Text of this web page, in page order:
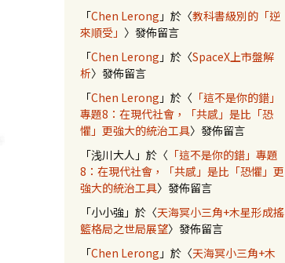
「Chen Lerong 」於〈教科書級別的「逆
來順受」 〉發佈留言
「Chen Lerong 」於〈SpaceX上市盤解
析〉發佈留言
「Chen Lerong 」於〈 「這不是你的錯」
專題8：在現代社會，「共感」是比「恐
懼」更強大的統治工具〉發佈留言
「浅川大人 」於〈 「這不是你的錯」專題
8：在現代社會，「共感」是比「恐懼」更
強大的統治工具〉發佈留言
「小小強 」於〈天海冥小三角+木星形成搖
籃格局之世局展望〉發佈留言
「Chen Lerong 」於〈天海冥小三角+木